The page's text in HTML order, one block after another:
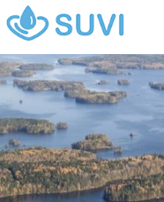
Hyppää
pääsisältöön